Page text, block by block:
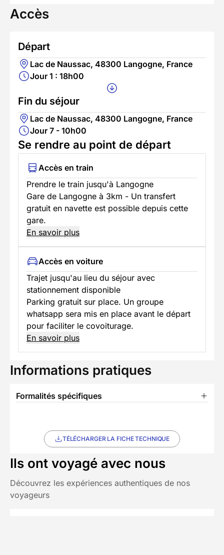
Accès
Départ
Lac de Naussac, 48300 Langogne, France
Jour 1 : 18h00
Fin du séjour
Lac de Naussac, 48300 Langogne, France
Jour 7 - 10h00
Se rendre au point de départ
Accès en train
Prendre le train jusqu'à Langogne
Gare de Langogne à 3km - Un transfert
gratuit en navette est possible depuis cette
gare.
En savoir plus
Accès en voiture
Trajet jusqu'au lieu du séjour avec
stationnement disponible
Parking gratuit sur place. Un groupe
whatsapp sera mis en place avant le départ
pour faciliter le covoiturage.
En savoir plus
Informations pratiques
Formalités spécifiques
TÉLÉCHARGER LA FICHE TECHNIQUE
Ils ont voyagé avec nous
Découvrez les expériences authentiques de nos
voyageurs